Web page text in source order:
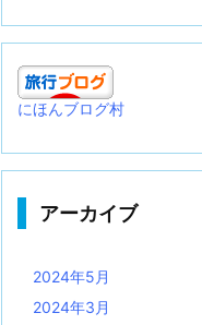
にほんブログ村
アーカイブ
2024年5月
2024年3月